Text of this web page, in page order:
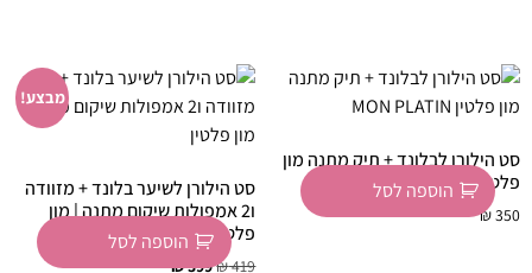
סט הילורן לבלונד + תיק מתנה מון
פלטין MON PLATIN
₪350
הוספה לסל
מבצע!
סט הילורן לשיער בלונד + מזוודה
ו2 אמפולות שיקום מתנה | מון
פלטין
₪419
₪399
הוספה לסל